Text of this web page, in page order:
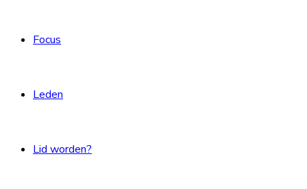
Focus
Leden
Lid worden?